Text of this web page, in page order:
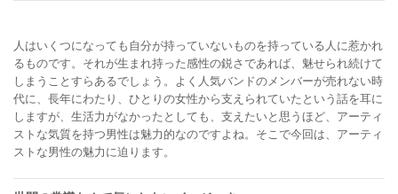
人はいくつになっても自分が持っていないものを持っている人に惹かれ
るものです。それが生まれ持った感性の鋭さであれば、魅せられ続けて
しまうことすらあるでしょう。よく人気バンドのメンバーが売れない時
代に、長年にわたり、ひとりの女性から支えられていたという話を耳に
しますが、生活力がなかったとしても、支えたいと思うほど、アーティ
ストな気質を持つ男性は魅力的なのですよね。そこで今回は、アーティ
ストな男性の魅力に迫ります。